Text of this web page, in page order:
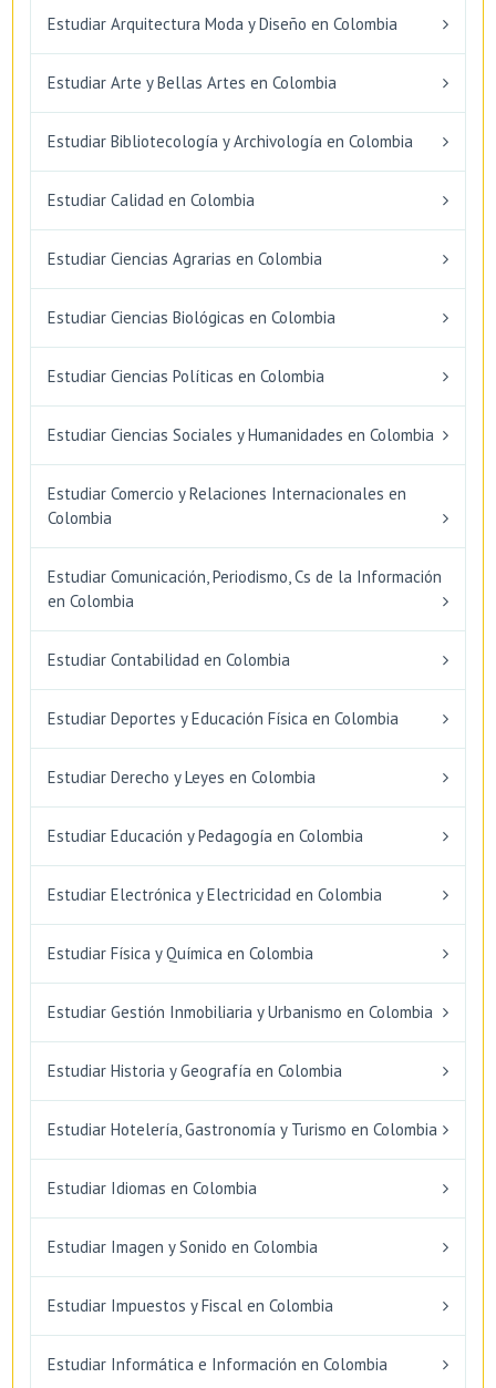
Estudiar Arquitectura Moda y Diseño en Colombia
Estudiar Arte y Bellas Artes en Colombia
Estudiar Bibliotecología y Archivología en Colombia
Estudiar Calidad en Colombia
Estudiar Ciencias Agrarias en Colombia
Estudiar Ciencias Biológicas en Colombia
Estudiar Ciencias Políticas en Colombia
Estudiar Ciencias Sociales y Humanidades en Colombia
Estudiar Comercio y Relaciones Internacionales en
Colombia
Estudiar Comunicación, Periodismo, Cs de la Información
en Colombia
Estudiar Contabilidad en Colombia
Estudiar Deportes y Educación Física en Colombia
Estudiar Derecho y Leyes en Colombia
Estudiar Educación y Pedagogía en Colombia
Estudiar Electrónica y Electricidad en Colombia
Estudiar Física y Química en Colombia
Estudiar Gestión Inmobiliaria y Urbanismo en Colombia
Estudiar Historia y Geografía en Colombia
Estudiar Hotelería, Gastronomía y Turismo en Colombia
Estudiar Idiomas en Colombia
Estudiar Imagen y Sonido en Colombia
Estudiar Impuestos y Fiscal en Colombia
Estudiar Informática e Información en Colombia